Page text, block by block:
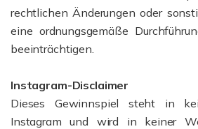
rechtlichen Änderungen oder
eine ordnungsgemäße
beeinträchtigen.
Instagram-Disclaimer
Dieses Gewinnspiel steht in
Instagram und wird in keiner